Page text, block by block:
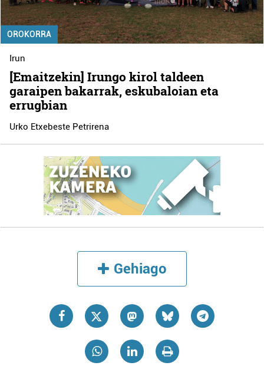
OROKORRA
Irun
[Emaitzekin] Irungo kirol taldeen
garaipen bakarrak, eskubaloian eta
errugbian
Urko Etxebeste Petrirena
Gehiago